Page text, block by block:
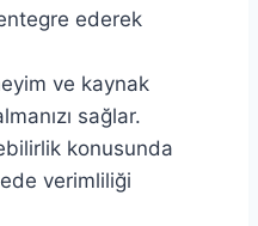
ederek
ve kaynak
sağlar.
konusunda
verimliliği